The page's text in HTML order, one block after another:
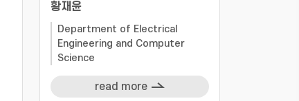
황재윤
Department of Electrical
Engineering and Computer
Science
read more